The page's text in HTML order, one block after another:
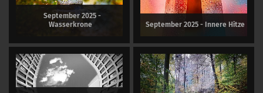
September 2025 -
Wasserkrone
September 2025 - Innere Hitze